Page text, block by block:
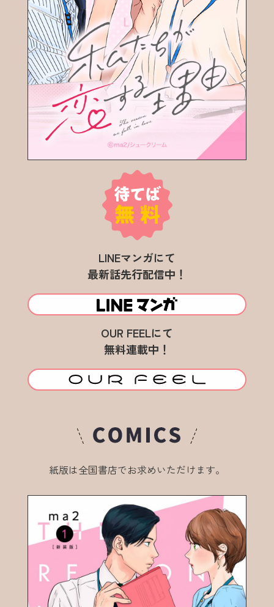
LINEマンガにて
最新話先行配信中！
OUR FEELにて
無料連載中！
紙版は全国書店でお求めいただけます。